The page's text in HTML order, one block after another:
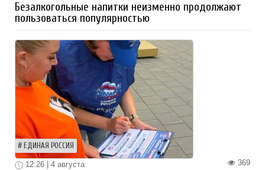
Безалкогольные напитки неизменно продолжают
пользоваться популярностью
ЕДИНАЯ РОССИЯ
369
12:26 | 4 августа